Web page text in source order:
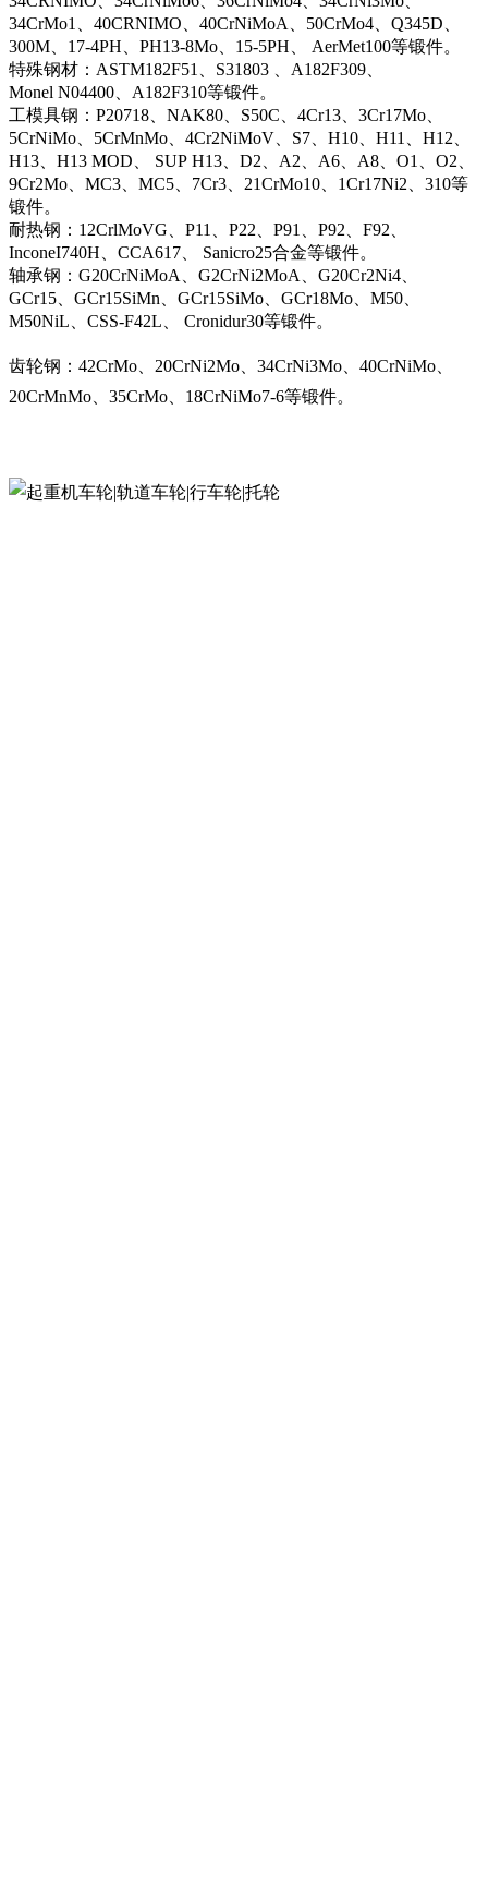
34CrMo1、40CRNIMO、40CrNiMoA、50CrMo4、Q345D、
300M、17-4PH、PH13-8Mo、15-5PH、 AerMet100等锻件。
特殊钢材：ASTM182F51、S31803 、A182F309、
Monel N04400、A182F310等锻件。
工模具钢：P20718、NAK80、S50C、4Cr13、3Cr17Mo、
5CrNiMo、5CrMnMo、4Cr2NiMoV、S7、H10、H11、H12、
H13、H13 MOD、 SUP H13、D2、A2、A6、A8、O1、O2、
9Cr2Mo、MC3、MC5、7Cr3、21CrMo10、1Cr17Ni2、310等
锻件。
耐热钢：12CrlMoVG、P11、P22、P91、P92、F92、
InconeI740H、CCA617、 Sanicro25合金等锻件。
轴承钢：G20CrNiMoA、G2CrNi2MoA、G20Cr2Ni4、
GCr15、GCr15SiMn、GCr15SiMo、GCr18Mo、M50、
M50NiL、CSS-F42L、 Cronidur30等锻件。
齿轮钢：42CrMo、20CrNi2Mo、34CrNi3Mo、40CrNiMo、
20CrMnMo、35CrMo、18CrNiMo7-6等锻件。